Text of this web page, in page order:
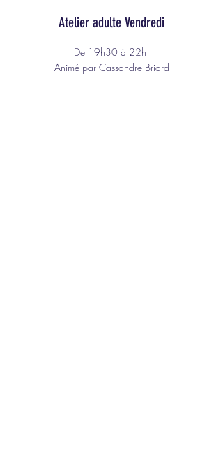
Atelier adulte Vendredi
De 19h30 à 22h
Animé par Cassandre Briard